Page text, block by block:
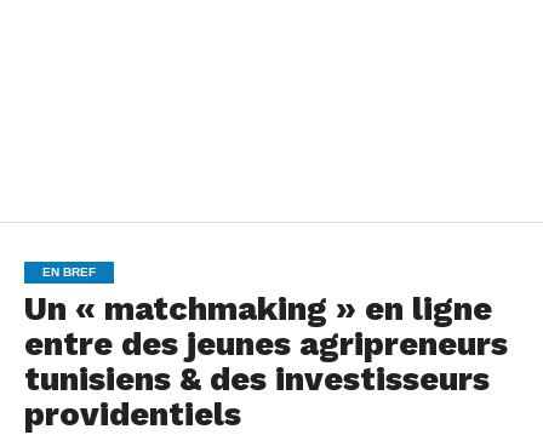
EN BREF
Un « matchmaking » en ligne
entre des jeunes agripreneurs
tunisiens & des investisseurs
providentiels